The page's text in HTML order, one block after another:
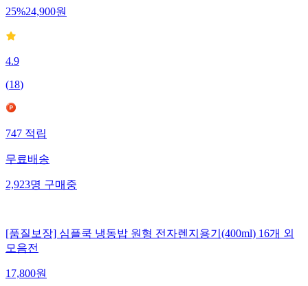
25%24,900원
4.9
(18)
747적립
무료배송
2,923명구매중
[품질보장] 심플쿡 냉동밥 원형 전자렌지용기(400ml) 16개 외
모음전
17,800원